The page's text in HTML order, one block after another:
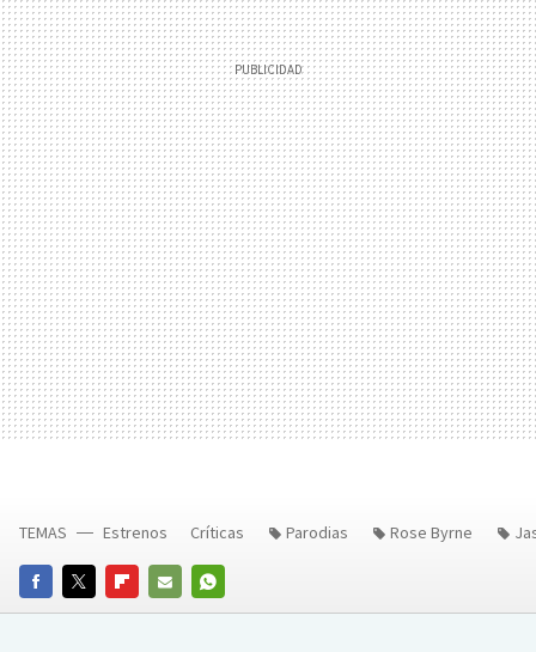
FACEBOOKTWITTERFLIPBOARD
E-
WHATSAPP
TEMAS Estrenos Críticas Parodias Rose Byrne